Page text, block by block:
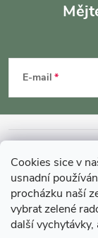
Cookies sice v
usnadní
procházku naší
vybrat zelené
další
p
a
E-mail
MOHLO BY
O GARDNERS